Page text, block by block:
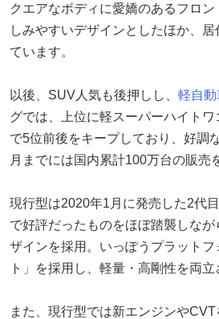
クエアなボディに愛嬌のあるフロ
しみやすいデザインとしたほか、
ています。
以後、SUV人気も後押しし、 軽自動
グでは、上位に軽スーパーハイト
で5位前後をキープしており、好調
月までには国内累計100万台の販売
現行型は2020年1月に発売した2代
で好評だったものをほぼ踏襲しな
ザインを採用。いっぽうプラットフ
ト」を採用し、軽量・高剛性を両立
また、現行型では新エンジンやCVT